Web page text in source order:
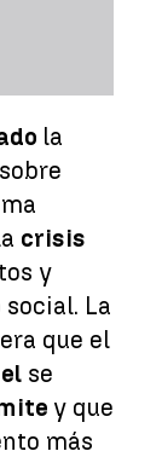
la
crisis
y
La
que el
se
y que
más